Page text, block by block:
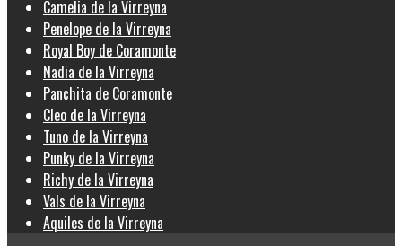
Camelia de la Virreyna
Penelope de la Virreyna
Royal Boy de Coramonte
Nadia de la Virreyna
Panchita de Coramonte
Cleo de la Virreyna
Tuno de la Virreyna
Punky de la Virreyna
Richy de la Virreyna
Vals de la Virreyna
Aquiles de la Virreyna